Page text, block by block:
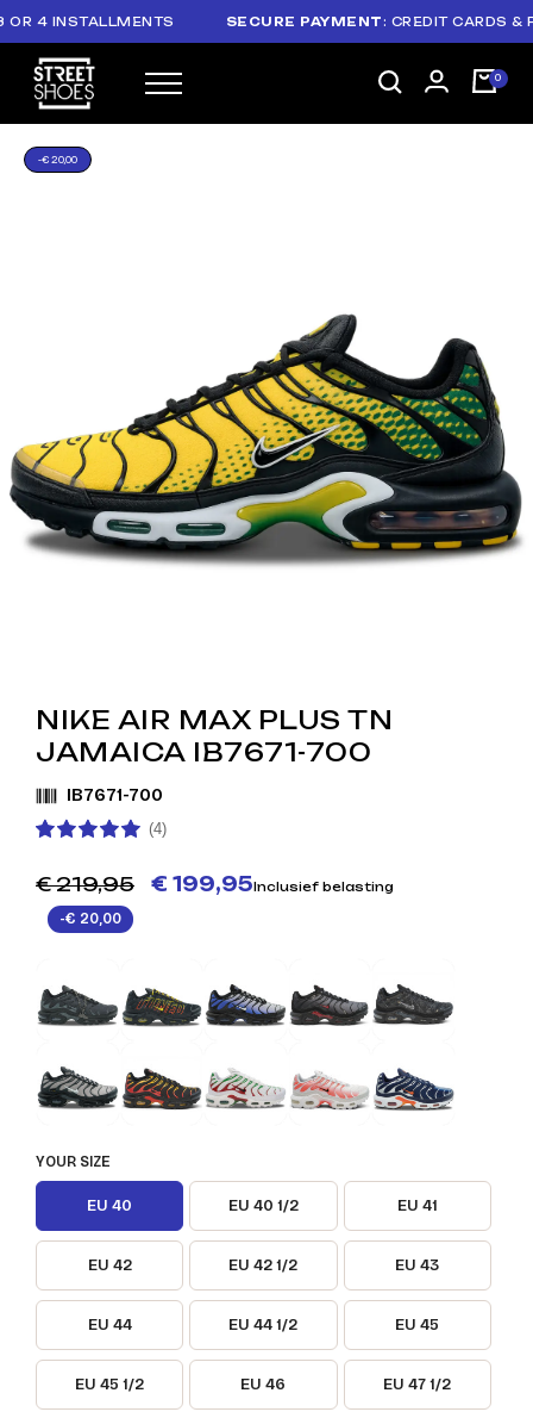
4 INSTALLMENTS SECURE PAYMENT: CREDIT CARDS &
-€ 20,00
NIKE AIR MAX PLUS TN
JAMAICA IB7671-700
IB7671-700
(4)
€ 219,95 € 199,95Inclusief belasting
-€ 20,00
YOUR SIZE
EU 40 EU 40 1/2 EU 41
EU 42 EU 42 1/2 EU 43
EU 44 EU 44 1/2 EU 45
EU 45 1/2 EU 46 EU 47 1/2